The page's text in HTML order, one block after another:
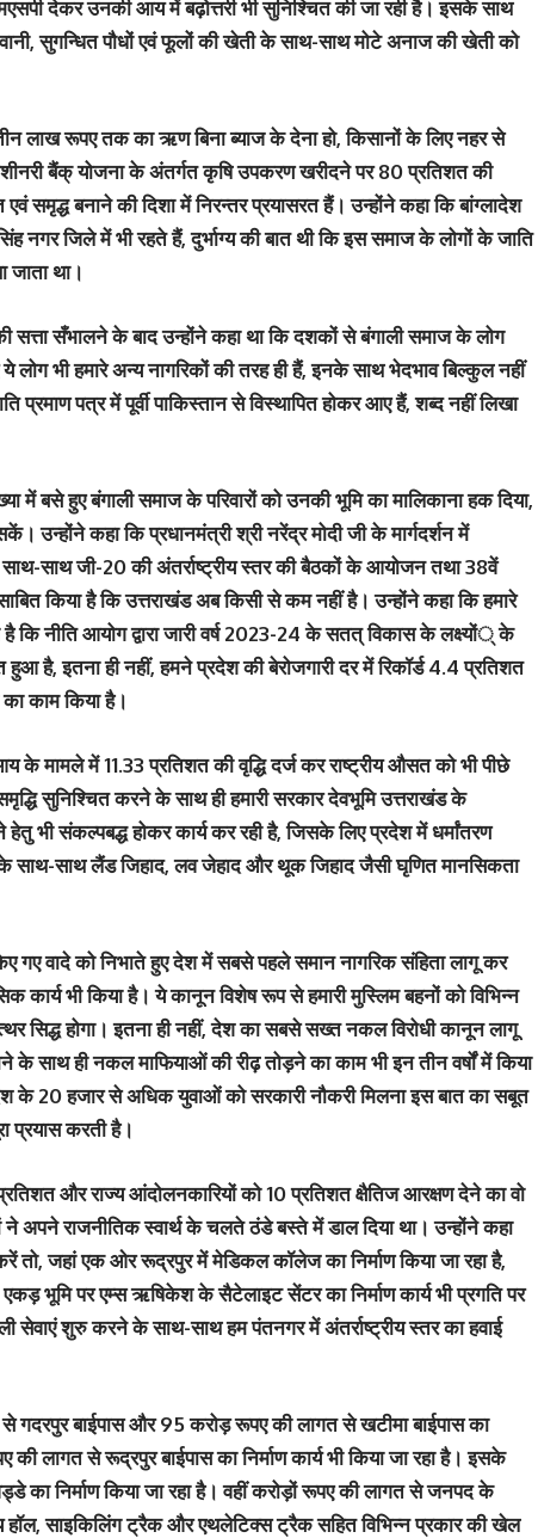
देकर उनकी आय में बढ़ोत्तरी भी सुनिश्चित की जा रही है। इसके साथ
सुगन्धित पौधों एवं फूलों की खेती के साथ-साथ मोटे अनाज की खेती को
लाख रूपए तक का ऋण बिना ब्याज के देना हो, किसानों के लिए नहर से
बैंक् योजना के अंतर्गत कृषि उपकरण खरीदने पर 80 प्रतिशत की
समृद्ध बनाने की दिशा में निरन्तर प्रयासरत हैं। उन्होंने कहा कि बांग्लादेश
नगर जिले में भी रहते हैं, दुर्भाग्य की बात थी कि इस समाज के लोगों के जाति
जाता था।
सँभालने के बाद उन्होंने कहा था कि दशकों से बंगाली समाज के लोग
लोग भी हमारे अन्य नागरिकों की तरह ही हैं, इनके साथ भेदभाव बिल्कुल नहीं
प्रमाण पत्र में पूर्वी पाकिस्तान से विस्थापित होकर आए हैं, शब्द नहीं लिखा
बसे हुए बंगाली समाज के परिवारों को उनकी भूमि का मालिकाना हक दिया,
उन्होंने कहा कि प्रधानमंत्री श्री नरेंद्र मोदी जी के मार्गदर्शन में
साथ जी-20 की अंतर्राष्ट्रीय स्तर की बैठकों के आयोजन तथा 38वें
किया है कि उत्तराखंड अब किसी से कम नहीं है। उन्होंने कहा कि हमारे
है कि नीति आयोग द्वारा जारी वर्ष 2023-24 के सतत् विकास के लक्ष्यों् के
है, इतना ही नहीं, हमने प्रदेश की बेरोजगारी दर में रिकॉर्ड 4.4 प्रतिशत
काम किया है।
के मामले में 11.33 प्रतिशत की वृद्धि दर्ज कर राष्ट्रीय औसत को भी पीछे
सुनिश्चित करने के साथ ही हमारी सरकार देवभूमि उत्तराखंड के
भी संकल्पबद्ध होकर कार्य कर रही है, जिसके लिए प्रदेश में धर्मांतरण
के साथ-साथ लैंड जिहाद, लव जेहाद और थूक जिहाद जैसी घृणित मानसिकता
गए वादे को निभाते हुए देश में सबसे पहले समान नागरिक संहिता लागू कर
कार्य भी किया है। ये कानून विशेष रूप से हमारी मुस्लिम बहनों को विभिन्न
सिद्ध होगा। इतना ही नहीं, देश का सबसे सख्त नकल विरोधी कानून लागू
साथ ही नकल माफियाओं की रीढ़ तोड़ने का काम भी इन तीन वर्षों में किया
के 20 हजार से अधिक युवाओं को सरकारी नौकरी मिलना इस बात का सबूत
प्रयास करती है।
और राज्य आंदोलनकारियों को 10 प्रतिशत क्षैतिज आरक्षण देने का वो
ने अपने राजनीतिक स्वार्थ के चलते ठंडे बस्ते में डाल दिया था। उन्होंने कहा
जहां एक ओर रूद्रपुर में मेडिकल कॉलेज का निर्माण किया जा रहा है,
भूमि पर एम्स ऋषिकेश के सैटेलाइट सेंटर का निर्माण कार्य भी प्रगति पर
सेवाएं शुरु करने के साथ-साथ हम पंतनगर में अंतर्राष्ट्रीय स्तर का हवाई
गदरपुर बाईपास और 95 करोड़ रूपए की लागत से खटीमा बाईपास का
की लागत से रूद्रपुर बाईपास का निर्माण कार्य भी किया जा रहा है। इसके
निर्माण किया जा रहा है। वहीं करोड़ों रूपए की लागत से जनपद के
साइकिलिंग ट्रैक और एथलेटिक्स ट्रैक सहित विभिन्न प्रकार की खेल